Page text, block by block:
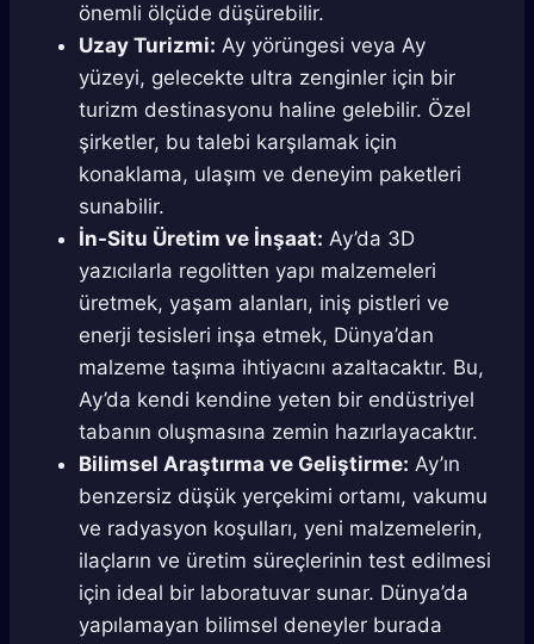
önemli ölçüde düşürebilir.
Uzay Turizmi: Ay yörüngesi veya Ay
yüzeyi, gelecekte ultra zenginler için bir
turizm destinasyonu haline gelebilir. Özel
şirketler, bu talebi karşılamak için
konaklama, ulaşım ve deneyim paketleri
sunabilir.
İn-Situ Üretim ve İnşaat: Ay’da 3D
yazıcılarla regolitten yapı malzemeleri
üretmek, yaşam alanları, iniş pistleri ve
enerji tesisleri inşa etmek, Dünya’dan
malzeme taşıma ihtiyacını azaltacaktır. Bu,
Ay’da kendi kendine yeten bir endüstriyel
tabanın oluşmasına zemin hazırlayacaktır.
Bilimsel Araştırma ve Geliştirme: Ay’ın
benzersiz düşük yerçekimi ortamı, vakumu
ve radyasyon koşulları, yeni malzemelerin,
ilaçların ve üretim süreçlerinin test edilmesi
için ideal bir laboratuvar sunar. Dünya’da
yapılamayan bilimsel deneyler burada